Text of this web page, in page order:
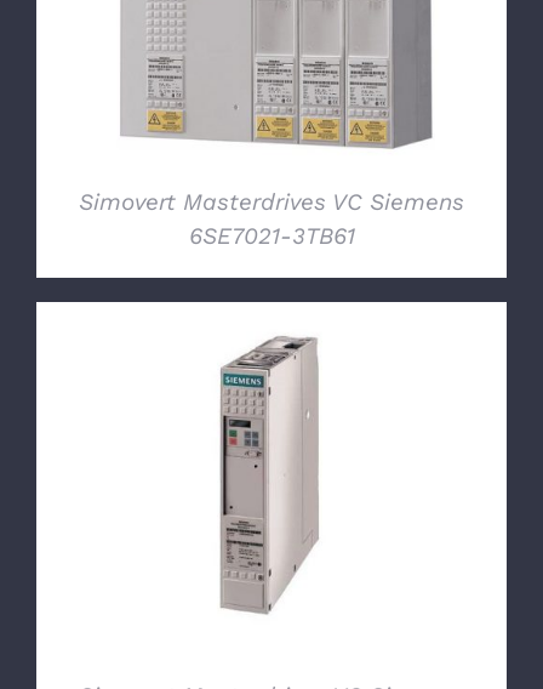
Simovert Masterdrives VC Siemens
6SE7021-3TB61